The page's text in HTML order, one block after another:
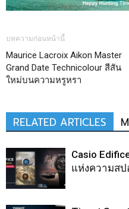
บทความก่อนหน้านี้
Maurice Lacroix Aikon Master
Grand Date Technicolour สีสัน
ใหม่บนความหรูหรา
RELATED ARTICLES
Casio
แห่งความสป